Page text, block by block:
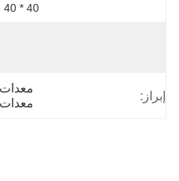
40 * 40 الكهربائي سبائك الألومنيوم الإطار
إبراز:
معدات